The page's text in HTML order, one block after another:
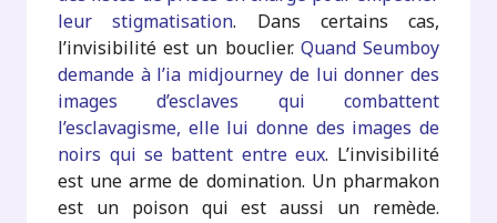
leur stigmatisation. Dans certains cas,
l’invisibilité est un bouclier. Quand Seumboy
demande à l’ia midjourney de lui donner des
images d’esclaves qui combattent
l’esclavagisme, elle lui donne des images de
noirs qui se battent entre eux. L’invisibilité
est une arme de domination. Un pharmakon
est un poison qui est aussi un remède.